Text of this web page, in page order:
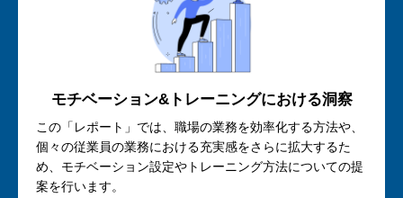
モチベーション&トレーニングにおける洞察
この「レポート」では、職場の業務を効率化する方法や、
個々の従業員の業務における充実感をさらに拡大するた
め、モチベーション設定やトレーニング方法についての提
案を行います。